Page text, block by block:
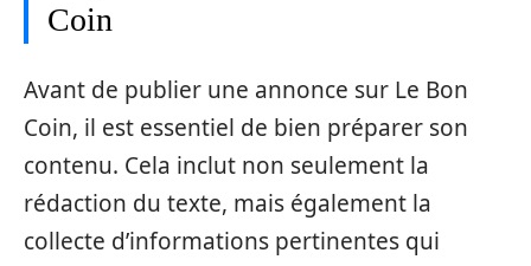
Coin
Avant de publier une annonce sur Le Bon
Coin, il est essentiel de bien préparer son
contenu. Cela inclut non seulement la
rédaction du texte, mais également la
collecte d’informations pertinentes qui